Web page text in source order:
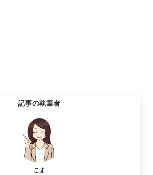
記事の執筆者
こま